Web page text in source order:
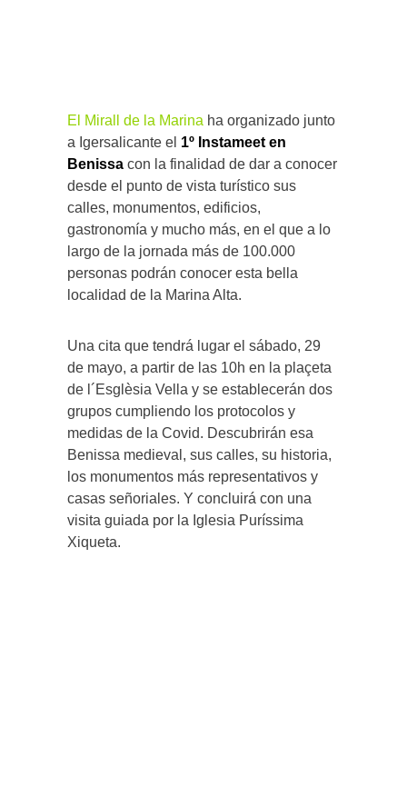
El Mirall de la Marina ha organizado junto
a Igersalicante el 1º Instameet en
Benissa con la finalidad de dar a conocer
desde el punto de vista turístico sus
calles, monumentos, edificios,
gastronomía y mucho más, en el que a lo
largo de la jornada más de 100.000
personas podrán conocer esta bella
localidad de la Marina Alta.
Una cita que tendrá lugar el sábado, 29
de mayo, a partir de las 10h en la plaçeta
de l´Esglèsia Vella y se establecerán dos
grupos cumpliendo los protocolos y
medidas de la Covid. Descubrirán esa
Benissa medieval, sus calles, su historia,
los monumentos más representativos y
casas señoriales. Y concluirá con una
visita guiada por la Iglesia Puríssima
Xiqueta.